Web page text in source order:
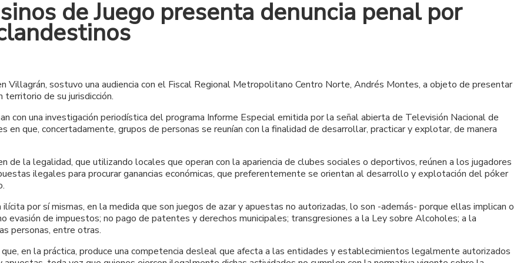
de Juego presenta denuncia penal por
Villagrán, sostuvo una audiencia con el Fiscal Regional Metropolitano Centro Norte, Andrés Montes, a objeto de presentar
territorio de su jurisdicción.
con una investigación periodística del programa Informe Especial emitida por la señal abierta de Televisión Nacional de
en que, concertadamente, grupos de personas se reunían con la finalidad de desarrollar, practicar y explotar, de manera
de la legalidad, que utilizando locales que operan con la apariencia de clubes sociales o deportivos, reúnen a los jugadores
ilegales para procurar ganancias económicas, que preferentemente se orientan al desarrollo y explotación del póker
por sí mismas, en la medida que son juegos de azar y apuestas no autorizadas, lo son -además- porque ellas implican o
evasión de impuestos; no pago de patentes y derechos municipales; transgresiones a la Ley sobre Alcoholes; a la
personas, entre otras.
en la práctica, produce una competencia desleal que afecta a las entidades y establecimientos legalmente autorizados